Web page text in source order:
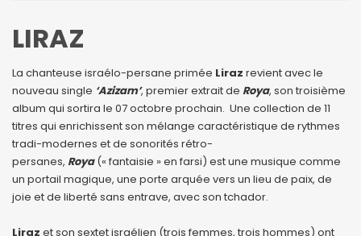
LIRAZ
La chanteuse israélo-persane primée Liraz revient avec le
nouveau single ‘Azizam’, premier extrait de Roya, son troisième
album qui sortira le 07 octobre prochain. Une collection de 11
titres qui enrichissent son mélange caractéristique de rythmes
tradi-modernes et de sonorités rétro-
persanes, Roya(« fantaisie » en farsi) est une musique comme
un portail magique, une porte arquée vers un lieu de paix, de
joie et de liberté sans entrave, avec son tchador.
Liraz et son sextet israélien (trois femmes, trois hommes) ont